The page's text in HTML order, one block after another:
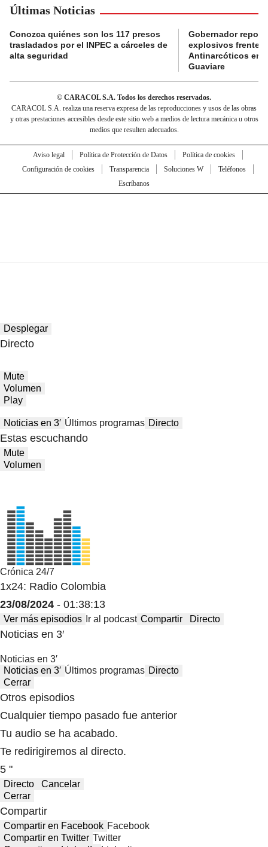
Últimas Noticias
Conozca quiénes son los 117 presos
trasladados por el INPEC a cárceles de
alta seguridad
Gobernador
explosivos frente a
Antinarcóticos en
Guaviare
© CARACOL S.A. Todos los derechos reservados.
CARACOL S.A. realiza una reserva expresa de las reproducciones y usos de las obras
y otras prestaciones accesibles desde este sitio web a medios de lectura mecánica u otros
medios que resulten adecuados.
Aviso legal Política de Protección de Datos
Política de cookies
Configuración de cookies
Transparencia Soluciones W
Teléfonos
Escríbanos
Desplegar
Directo
Mute
Volumen
Play
Noticias en 3′ Últimos programas Directo
Estas escuchando
Mute
Volumen
Crónica 24/7
1x24: Radio Colombia
23/08/2024 - 01:38:13
Ver más episodios Ir al podcast Compartir Directo
Noticias en 3′
Noticias en 3′
Noticias en 3′ Últimos programas Directo
Cerrar
Otros episodios
Cualquier tiempo pasado fue anterior
Tu audio se ha acabado.
Te redirigiremos al directo.
5 "
Directo
Cancelar
Cerrar
Compartir
Compartir en Facebook Facebook
Compartir en Twitter Twitter